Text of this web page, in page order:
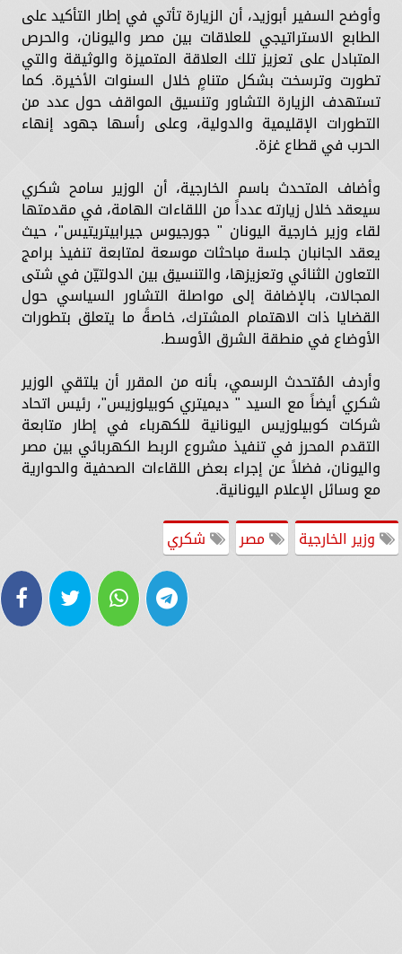
وأوضح السفير أبوزيد، أن الزيارة تأتي في إطار التأكيد على
الطابع الاستراتيجي للعلاقات بين مصر واليونان، والحرص
المتبادل على تعزيز تلك العلاقة المتميزة والوثيقة والتي
تطورت وترسخت بشكل متنامٍ خلال السنوات الأخيرة. كما
تستهدف الزيارة التشاور وتنسيق المواقف حول عدد من
التطورات الإقليمية والدولية، وعلى رأسها جهود إنهاء
الحرب في قطاع غزة.
وأضاف المتحدث باسم الخارجية، أن الوزير سامح شكري
سيعقد خلال زيارته عدداً من اللقاءات الهامة، في مقدمتها
لقاء وزير خارجية اليونان " جورجيوس جيرابيتريتيس"، حيث
يعقد الجانبان جلسة مباحثات موسعة لمتابعة تنفيذ برامج
التعاون الثنائي وتعزيزها، والتنسيق بين الدولتيّن في شتى
المجالات، بالإضافة إلى مواصلة التشاور السياسي حول
القضايا ذات الاهتمام المشترك، خاصةً ما يتعلق بتطورات
الأوضاع في منطقة الشرق الأوسط.
وأردف المُتحدث الرسمي، بأنه من المقرر أن يلتقي الوزير
شكري أيضاً مع السيد " ديميتري كوبيلوزيس"، رئيس اتحاد
شركات كوبيلوزيس اليونانية للكهرباء في إطار متابعة
التقدم المحرز في تنفيذ مشروع الربط الكهربائي بين مصر
واليونان، فضلاً عن إجراء بعض اللقاءات الصحفية والحوارية
مع وسائل الإعلام اليونانية.
وزير الخارجية
مصر شكري